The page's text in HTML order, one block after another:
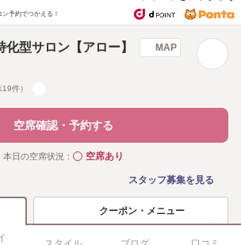
予約でつかえる！
型サロン【アロー】 MAP
件）
空席確認・予約する
本日の空席状況： ◯空席あり
スタッフ募集を見る
クーポン・メニュー